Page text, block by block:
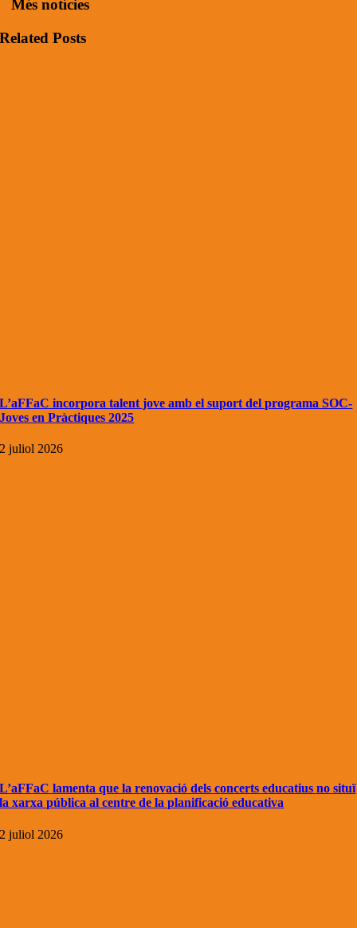
Més notícies
Related Posts
L’aFFaC incorpora talent jove amb el suport del programa SOC-
Joves en Pràctiques 2025
2 juliol 2026
L’aFFaC lamenta que la renovació dels concerts educatius no situï
la xarxa pública al centre de la planificació educativa
2 juliol 2026